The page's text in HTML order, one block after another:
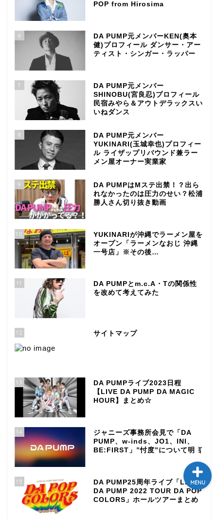
POP from Hirosima
6
DA PUMP元メンバーKEN(奥本
健)プロフィール ダンサー・アー
ティスト・シンガー・ラッパー
7
DA PUMP元メンバー
SHINOBU(宮良忍)プロフィール
民宿みやら＆アウトデラックスい
いねダンス
8
DA PUMP元メンバー
YUKINARI(玉城幸也)プロフィー
ル ライザップリバウンド兼ラー
メン屋オーナー実業家
9
DA PUMPはMステ出禁！？出ら
れなかったのは圧力のせい？松浦
勝人さん切り抜き動画
10
YUKINARIが沖縄でラーメン屋を
オープン「ラーメンなおじ 沖縄
一号店」※その後…
11
DA PUMPとm.c.A・Tの関係性
を改めて考えてみた
12 サイトマップ
13
DA PUMPライブ2023日程
【LIVE DA PUMP DA MAGIC
HOUR】まとめ☆
14
ジャニーズ事務所会見で「DA
PUMP、w-inds、JO1、INI、
BE:FIRST」”忖度”について明言
15
DA PUMP25周年ライブ「LIVE
DA PUMP 2022 TOUR DA POP
COLORS」ホールツアーまとめ
MENU
TOP
～DA PUMP YORIの晴れ
ばれラジオ～